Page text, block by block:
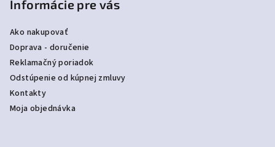
Informácie pre vás
Ako nakupovať
Doprava - doručenie
Reklamačný poriadok
Odstúpenie od kúpnej zmluvy
Kontakty
Moja objednávka